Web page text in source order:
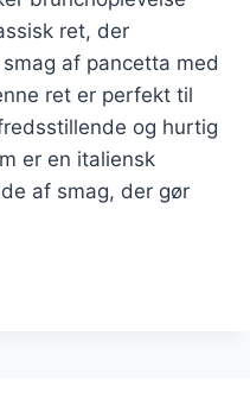
ret, der
af pancetta med
ret er perfekt til
og hurtig
er en italiensk
af smag, der gør